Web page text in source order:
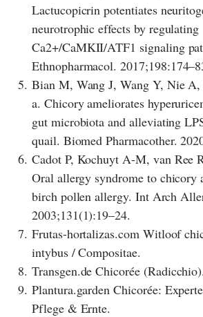
Lactucopicrin potentiates
neurotrophic effects by regulating
Ca2+/CaMKII/ATF1 signaling
Ethnopharmacol.
5. Bian M, Wang J, Wang Y, Nie
a. Chicory ameliorates
gut microbiota and alleviating
quail. Biomed Pharmacother.
6. Cadot P, Kochuyt A-M, van Ree
Oral allergy syndrome to chicory
birch pollen allergy. Int Arch
2003;131(1):19–24.
7. Frutas-hortalizas.com Witloof
intybus / Compositae.
8. Transgen.de Chicorée (Radicchio).
9. Plantura.garden Chicorée:
Pflege & Ernte.